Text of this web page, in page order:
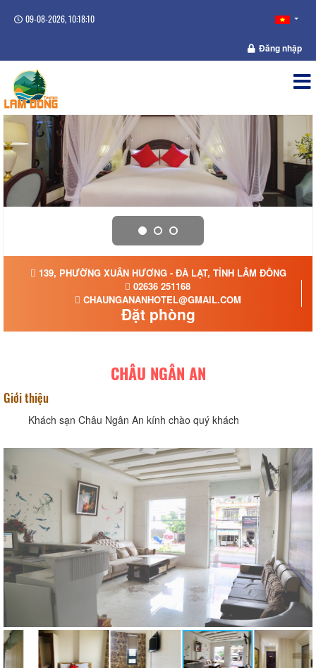
09-08-2026, 10:18:10
Đăng nhập
139, PHƯỜNG XUÂN HƯƠNG - ĐÀ LẠT, TỈNH LÂM ĐỒNG
02636 251168
CHAUNGANANHOTEL@GMAIL.COM
Đặt phòng
CHÂU NGÂN AN
Giới thiệu
Khách sạn Châu Ngân An kính chào quý khách